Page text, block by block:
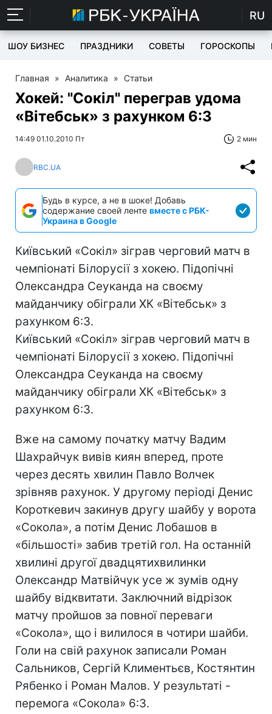
RU
ШОУ БИЗНЕС ПРАЗДНИКИ СОВЕТЫ ГОРОСКОПЫ
Главная » Аналитика » Статьи
Хокей: "Сокіл" переграв удома
«Вітебськ» з рахунком 6:3
14:49 01.10.2010 Пт 2 мин
RBC.UA
Будь в курсе, а не в шоке! Добавь
содержание своей ленте вместе с РБК-
Украина в Google
Київський «Сокіл» зіграв черговий матч в
чемпіонаті Білорусії з хокею. Підопічні
Олександра Сеуканда на своєму
майданчику обіграли ХК «Вітебськ» з
рахунком 6:3.
Київський «Сокіл» зіграв черговий матч в
чемпіонаті Білорусії з хокею. Підопічні
Олександра Сеуканда на своєму
майданчику обіграли ХК «Вітебськ» з
рахунком 6:3.
Вже на самому початку матчу Вадим
Шахрайчук вивів киян вперед, проте
через десять хвилин Павло Волчек
зрівняв рахунок. У другому періоді Денис
Короткевич закинув другу шайбу у ворота
«Сокола», а потім Денис Лобашов в
«більшості» забив третій гол. На останній
хвилині другої двадцятихвилинки
Олександр Матвійчук усе ж зумів одну
шайбу відквитати. Заключний відрізок
матчу пройшов за повної переваги
«Сокола», що і вилилося в чотири шайби.
Голи на свій рахунок записали Роман
Сальников, Сергій Климентьєв, Костянтин
Рябенко і Роман Малов. У результаті -
перемога «Сокола» 6:3.